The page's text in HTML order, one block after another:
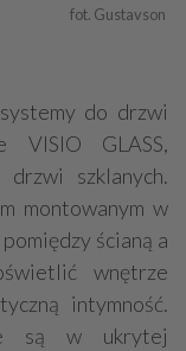
fot. Gustavson
do drzwi
VISIO GLASS,
szklanych.
montowanym w
ścianą a
wnętrze
intymność.
są w ukrytej